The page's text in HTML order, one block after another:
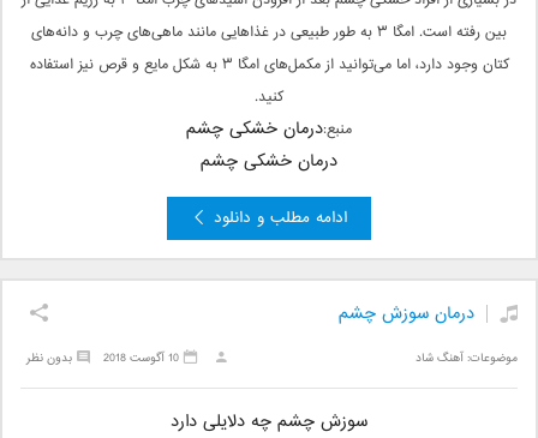
بین رفته است. امگا ۳ به طور طبیعی در غذاهایی مانند ماهی‌های چرب و دانه‌های
کتان وجود دارد، اما می‌توانید از مکمل‌های امگا ۳ به شکل مایع و قرص نیز استفاده
کنید.
منبع:درمان خشکی چشم
درمان خشکی چشم
ادامه مطلب و دانلود
درمان سوزش چشم
موضوعات:آهنگ شاد بدون نظر 10 آگوست 2018
سوزش چشم چه دلایلی دارد